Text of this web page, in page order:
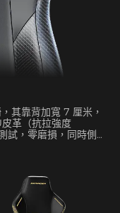
其靠背加寬 7 厘米，
革（抗拉強度
，零磨損，同時側面